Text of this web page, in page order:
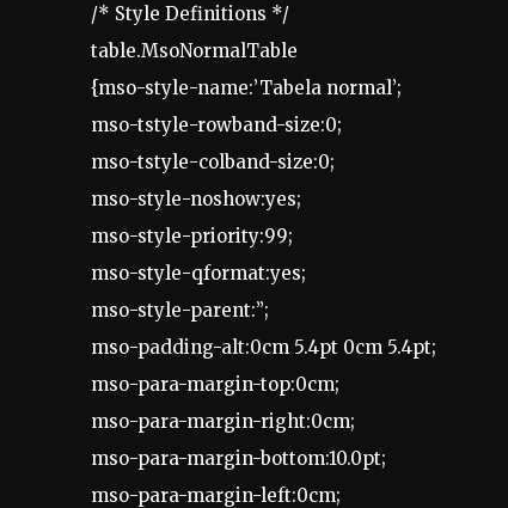
/* Style Definitions */
table.MsoNormalTable
{mso-style-name:’Tabela normal’;
mso-tstyle-rowband-size:0;
mso-tstyle-colband-size:0;
mso-style-noshow:yes;
mso-style-priority:99;
mso-style-qformat:yes;
mso-style-parent:”;
mso-padding-alt:0cm 5.4pt 0cm 5.4pt;
mso-para-margin-top:0cm;
mso-para-margin-right:0cm;
mso-para-margin-bottom:10.0pt;
mso-para-margin-left:0cm;